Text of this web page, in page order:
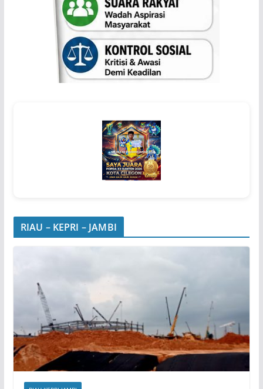
RIAU – KEPRI – JAMBI